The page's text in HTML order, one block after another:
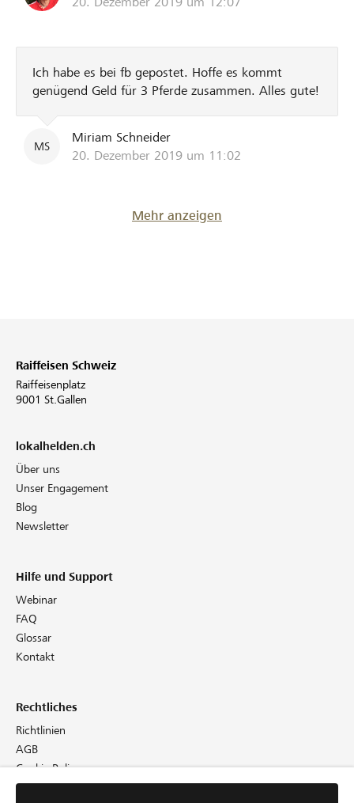
Ich habe es bei fb gepostet. Hoffe es kommt
genügend Geld für 3 Pferde zusammen. Alles gute!
MS
Miriam Schneider
20. Dezember 2019 um 11:02
Mehr anzeigen
Raiffeisen Schweiz
Raiffeisenplatz
9001 St.Gallen
lokalhelden.ch
Über uns
Unser Engagement
Blog
Newsletter
Hilfe und Support
Webinar
FAQ
Glossar
Kontakt
Rechtliches
Richtlinien
AGB
Cookie Policy
Datenschutz